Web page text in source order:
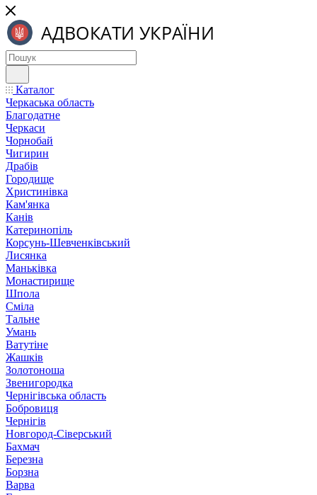
Каталог
Черкаська область
Благодатне
Черкаси
Чорнобай
Чигирин
Драбів
Городище
Христинівка
Кам'янка
Канів
Катеринопіль
Корсунь-Шевченківський
Лисянка
Маньківка
Монастирище
Шпола
Сміла
Тальне
Умань
Ватутіне
Жашків
Золотоноша
Звенигородка
Чернігівська область
Бобровиця
Чернігів
Новгород-Сіверський
Бахмач
Березна
Борзна
Варва